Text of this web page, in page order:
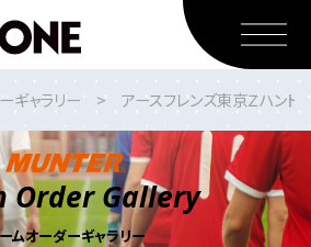
ョン
ンナップ紹介
ギャラリー アースフレンズ東京Ｚハン
Order Gallery
ムオーダーギャラリー